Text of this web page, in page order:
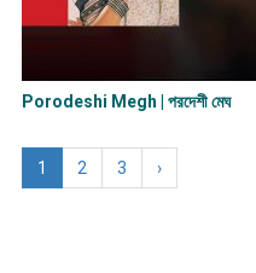
Porodeshi Megh | পরদেশী মেঘ
1 2 3 ›